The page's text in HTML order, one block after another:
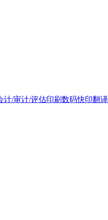
计/审计/评估印刷数码快印翻译